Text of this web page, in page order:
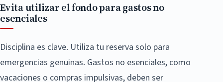
Evita utilizar el fondo para gastos no
esenciales
Disciplina es clave. Utiliza tu reserva solo para
emergencias genuinas. Gastos no esenciales, como
vacaciones o compras impulsivas, deben ser